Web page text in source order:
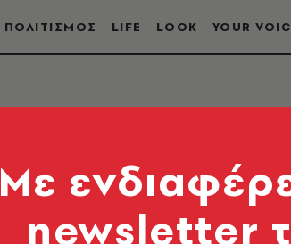
ΠΟΛΙΤΙΣΜΟΣ LIFE LOOK YOUR
Mε
newsletter